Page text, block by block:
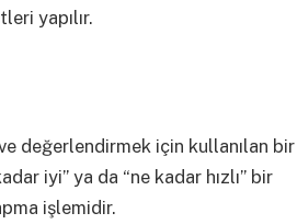
yapılır.
değerlendirmek için kullanılan bir
iyi” ya da “ne kadar hızlı” bir
işlemidir.